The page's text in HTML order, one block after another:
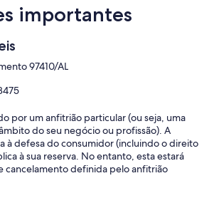
importantes
97410/AL
por um anfitrião particular (ou seja, uma
do seu negócio ou profissão). A
à defesa do consumidor (incluindo o direito
à sua reserva. No entanto, esta estará
cancelamento definida pelo anfitrião